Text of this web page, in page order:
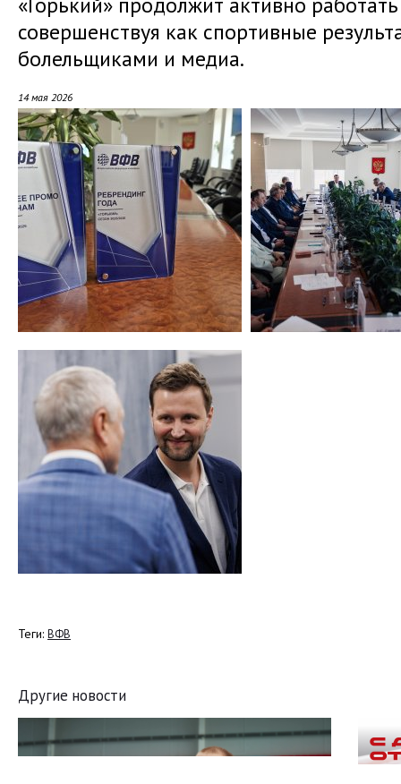
совершенствуя как спортивные
болельщиками и медиа.
14 мая 2026
Теги: ВФВ
Другие новости